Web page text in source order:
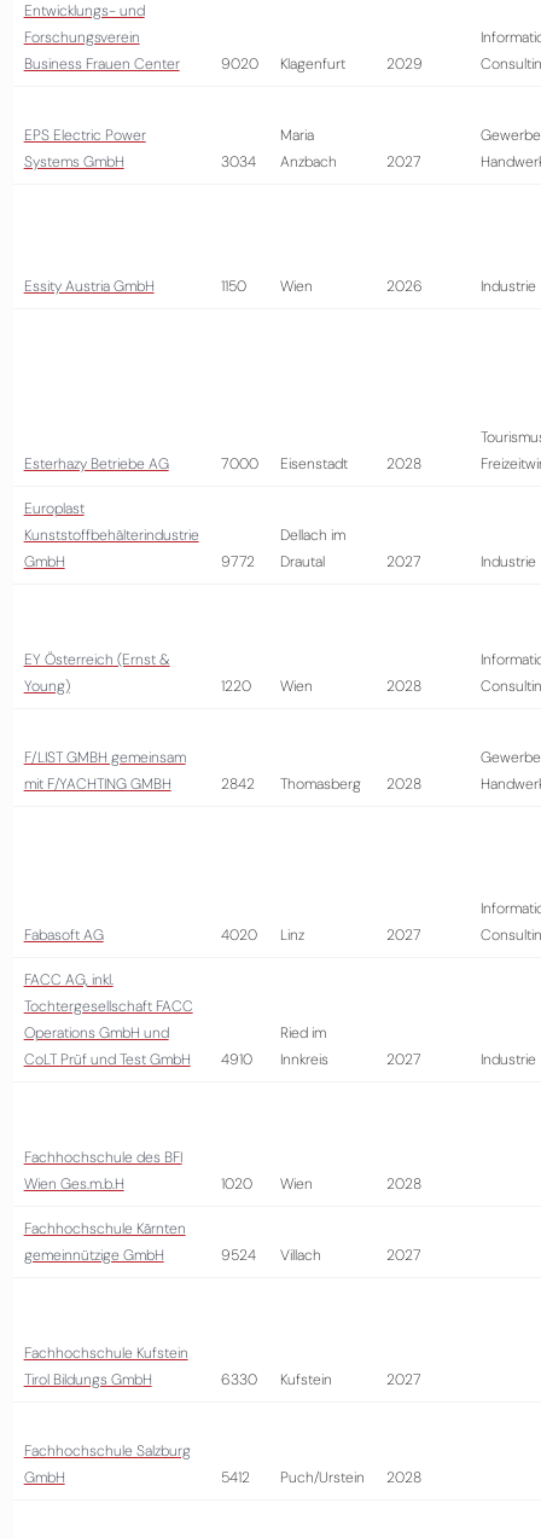
Entwicklungs- und
Forschungsverein
Business Frauen Center
9020 Klagenfurt 2029
EPS Electric Power
Systems GmbH
3034
Maria
Anzbach
2027
Essity Austria GmbH 1150 Wien 2026 Industrie
Esterhazy Betriebe AG 7000 Eisenstadt 2028
Europlast
Kunststoffbehälterindustrie
GmbH
9772
Dellach im
Drautal
2027 Industrie
EY Österreich (Ernst &
Young)
1220 Wien 2028
F/LIST GMBH gemeinsam
mit F/YACHTING GMBH
2842 Thomasberg 2028
Fabasoft AG 4020 Linz 2027
FACC AG, inkl.
Tochtergesellschaft FACC
Operations GmbH und
CoLT Prüf und Test GmbH
4910
Ried im
Innkreis
2027 Industrie
Fachhochschule des BFI
Wien Ges.m.b.H
1020 Wien 2028
Fachhochschule Kärnten
gemeinnützige GmbH
9524 Villach 2027
Fachhochschule Kufstein
Tirol Bildungs GmbH
6330 Kufstein 2027
Fachhochschule Salzburg
GmbH
5412 Puch/Urstein 2028